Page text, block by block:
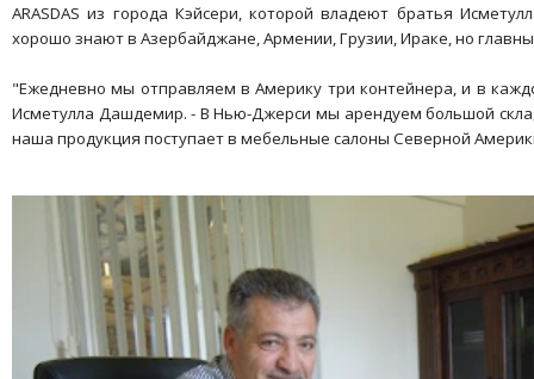
ARASDAS из города Кэйсери, которой владеют братья
хорошо знают в Азербайджане, Армении, Грузии, Ираке, но
"Ежедневно мы отправляем в Америку три контейнера, и в
Исметулла Дашдемир. - В Нью-Джерси мы арендуем большой
наша продукция поступает в мебельные салоны Северной